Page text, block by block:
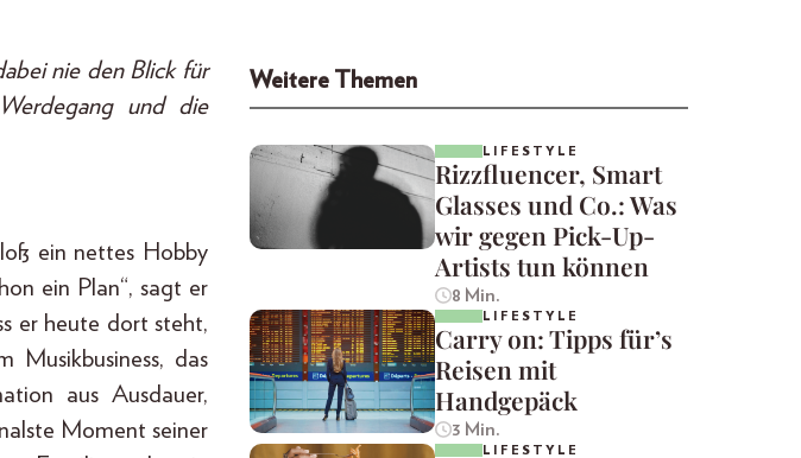
nie den Blick für
Werdegang und die
ein nettes Hobby
ein Plan“, sagt er
er heute dort steht,
das
aus Ausdauer,
Moment seiner
Weitere Themen
LIFESTYLE
Rizzfluencer, Smart
Glasses und Co.: Was
wir gegen Pick-Up-
Artists tun können
8 Min.
LIFESTYLE
Carry on: Tipps für’s
Reisen mit
Handgepäck
3 Min.
LIFESTYLE